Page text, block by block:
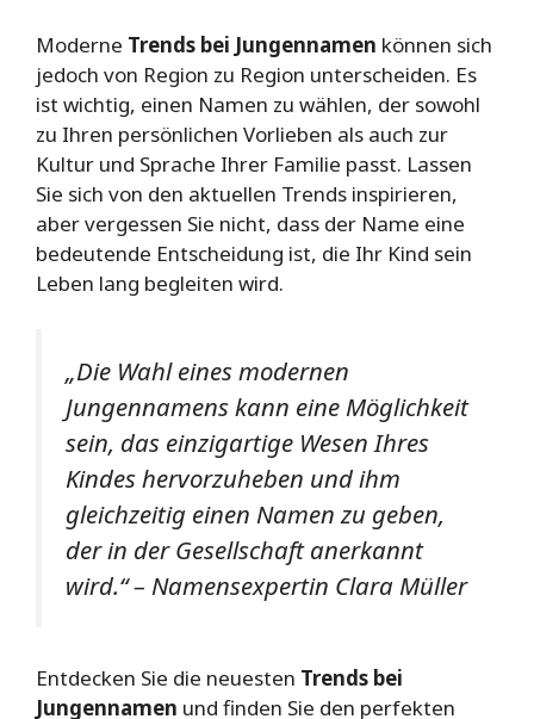
Moderne Trends bei Jungennamen können sich
jedoch von Region zu Region unterscheiden. Es
ist wichtig, einen Namen zu wählen, der sowohl
zu Ihren persönlichen Vorlieben als auch zur
Kultur und Sprache Ihrer Familie passt. Lassen
Sie sich von den aktuellen Trends inspirieren,
aber vergessen Sie nicht, dass der Name eine
bedeutende Entscheidung ist, die Ihr Kind sein
Leben lang begleiten wird.
„Die Wahl eines modernen
Jungennamens kann eine Möglichkeit
sein, das einzigartige Wesen Ihres
Kindes hervorzuheben und ihm
gleichzeitig einen Namen zu geben,
der in der Gesellschaft anerkannt
wird.“ – Namensexpertin Clara Müller
Entdecken Sie die neuesten Trends bei
Jungennamen und finden Sie den perfekten